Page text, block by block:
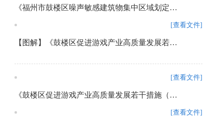
《福州市鼓楼区噪声敏感建筑物集中区域划定方案》政策解读
[查看文件]
【图解】《鼓楼区促进游戏产业高质量发展若干措施（试行）》政策解读
[查看文件]
《鼓楼区促进游戏产业高质量发展若干措施（试行）》政策解读
[查看文件]